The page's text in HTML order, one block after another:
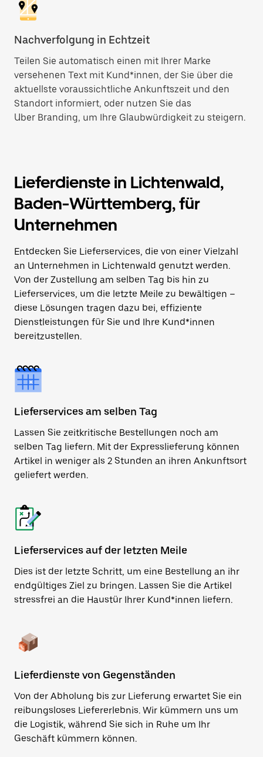
Nachverfolgung in Echtzeit
Teilen Sie automatisch einen mit Ihrer Marke
versehenen Text mit Kund*innen, der Sie über die
aktuellste voraussichtliche Ankunftszeit und den
Standort informiert, oder nutzen Sie das
Uber Branding, um Ihre Glaubwürdigkeit zu steigern.
Lieferdienste in Lichtenwald,
Baden-Württemberg, für
Unternehmen
Entdecken Sie Lieferservices, die von einer Vielzahl
an Unternehmen in Lichtenwald genutzt werden.
Von der Zustellung am selben Tag bis hin zu
Lieferservices, um die letzte Meile zu bewältigen –
diese Lösungen tragen dazu bei, effiziente
Dienstleistungen für Sie und Ihre Kund*innen
bereitzustellen.
Lieferservices am selben Tag
Lassen Sie zeitkritische Bestellungen noch am
selben Tag liefern. Mit der Expresslieferung können
Artikel in weniger als 2 Stunden an ihren Ankunftsort
geliefert werden.
Lieferservices auf der letzten Meile
Dies ist der letzte Schritt, um eine Bestellung an ihr
endgültiges Ziel zu bringen. Lassen Sie die Artikel
stressfrei an die Haustür Ihrer Kund*innen liefern.
Lieferdienste von Gegenständen
Von der Abholung bis zur Lieferung erwartet Sie ein
reibungsloses Liefererlebnis. Wir kümmern uns um
die Logistik, während Sie sich in Ruhe um Ihr
Geschäft kümmern können.